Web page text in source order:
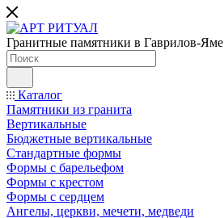
Гранитные памятники в Гаврилов-Яме
Каталог
Памятники из гранита
Вертикальные
Бюджетные вертикальные
Стандартные формы
Формы с барельефом
Формы с крестом
Формы с сердцем
Ангелы, церкви, мечети, медведи